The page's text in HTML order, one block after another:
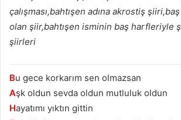
çalışması,bahtışen adına akrostiş
olan şiir,bahtışen isminin baş harfleriyle
şiirleri
Bu gece korkarım sen olmazsan
Aşk oldun sevda oldun mutluluk oldun
Hayatımı yıktın gittin